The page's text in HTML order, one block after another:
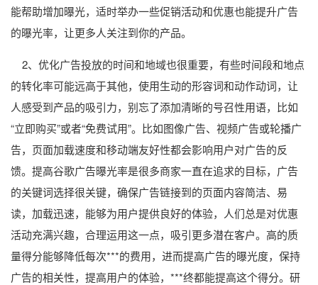
能帮助增加曝光，适时举办一些促销活动和优惠也能提升广告
的曝光率，让更多人关注到你的产品。
2、优化广告投放的时间和地域也很重要，有些时间段和地点
的转化率可能远高于其他，使用生动的形容词和动作动词，让
人感受到产品的吸引力，别忘了添加清晰的号召性用语，比如
“立即购买”或者“免费试用”。比如图像广告、视频广告或轮播广
告，页面加载速度和移动端友好性都会影响用户对广告的反
馈。提高谷歌广告曝光率是很多商家一直在追求的目标，广告
的关键词选择很关键，确保广告链接到的页面内容简洁、易
读，加载迅速，能够为用户提供良好的体验，人们总是对优惠
活动充满兴趣，合理运用这一点，吸引更多潜在客户。高的质
量得分能够降低每次***的费用，进而提高广告的曝光度，保持
广告的相关性，提高用户的体验，***终都能提高这个得分。研